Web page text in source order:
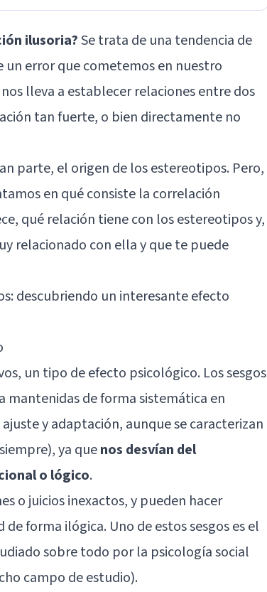
ilusoria?Se trata de una tendencia de
un error que cometemos en nuestro
lleva a establecer relaciones entre dos
tan fuerte, o bien directamente no
parte, el origen de los estereotipos. Pero,
en qué consiste la correlación
qué relación tiene con los estereotipos y,
relacionado con ella y que te puede
descubriendo un interesante efecto
un tipo de efecto psicológico. Los sesgos
mantenidas de forma sistemática en
y adaptación, aunque se caracterizan
ya quenos desvían del
o lógico.
o juicios inexactos, y pueden hacer
forma ilógica. Uno de estos sesgos es el
sobre todo por la psicología social
campo de estudio).